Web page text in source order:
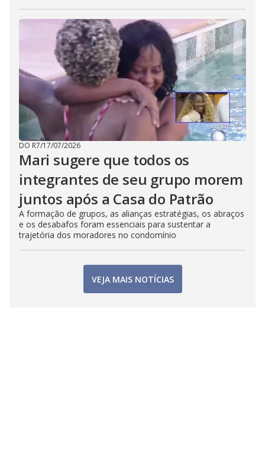
DO R7/17/07/2026
Mari sugere que todos os
integrantes de seu grupo morem
juntos após a Casa do Patrão
A formação de grupos, as alianças estratégias, os abraços
e os desabafos foram essenciais para sustentar a
trajetória dos moradores no condomínio
VEJA MAIS NOTÍCIAS